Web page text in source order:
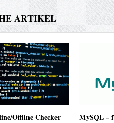
ARTIKEL
Offline Checker
MySQL –